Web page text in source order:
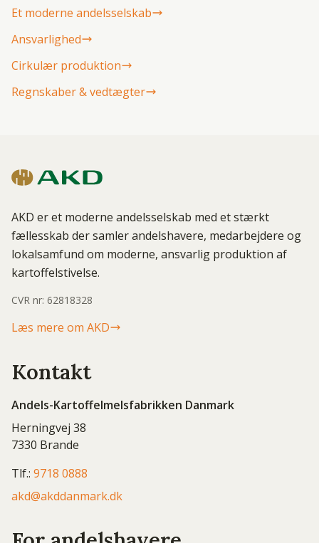
Et moderne andelsselskab
Ansvarlighed
Cirkulær produktion
Regnskaber & vedtægter
AKD er et moderne andelsselskab med et stærkt
fællesskab der samler andelshavere, medarbejdere og
lokalsamfund om moderne, ansvarlig produktion af
kartoffelstivelse.
CVR nr: 62818328
Læs mere om AKD
Kontakt
Andels-Kartoffelmelsfabrikken Danmark
Herningvej 38
7330 Brande
Tlf.: 9718 0888
akd@akddanmark.dk